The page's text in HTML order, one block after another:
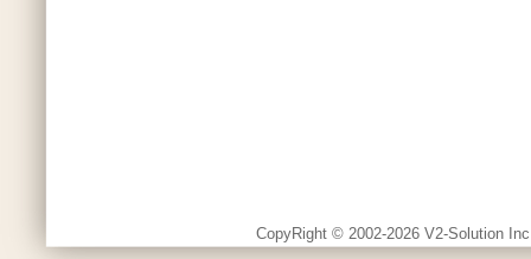
CopyRight © 2002-2026 V2-Solution